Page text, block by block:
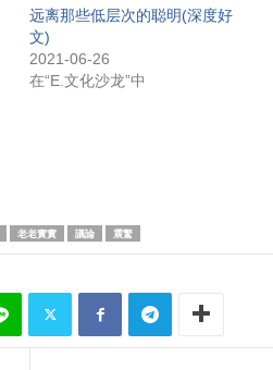
远离那些低层次的聪明(深度好
文)
2021-06-26
在“E.文化沙龙”中
老老實實 議論 震驚